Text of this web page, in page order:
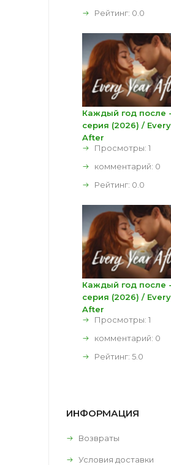
Рейтинг: 0.0
Каждый год после
серия (2026) /
After
Просмотры: 1
комментарий: 0
Рейтинг: 0.0
Каждый год после -
серия (2026) /
After
Просмотры: 1
комментарий: 0
Рейтинг: 5.0
ИНФОРМАЦИЯ
Возвраты
Условия доставки